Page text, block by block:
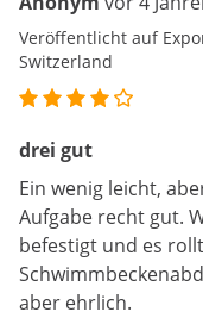
Veröffentlicht auf
Switzerland
drei gut
Ein wenig leicht,
Aufgabe recht gut.
befestigt und es
aber ehrlich.